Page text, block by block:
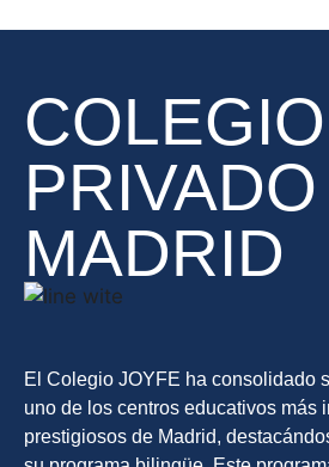
COLEGIO
MADRID
El Colegio JOYFE ha consolidado
uno de los centros educativos más
prestigiosos de Madrid,